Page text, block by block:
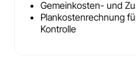
Gemeinkosten- und
Plankostenrechnung
Kontrolle